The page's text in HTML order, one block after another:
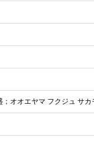
；オオエヤマ フクジュ サカ